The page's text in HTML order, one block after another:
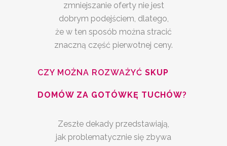
zmniejszanie oferty nie jest
dobrym podejściem, dlatego,
że w ten sposób można stracić
znaczną część pierwotnej ceny.
CZY MOŻNA ROZWAŻYĆ SKUP
DOMÓW ZA GOTÓWKĘ TUCHÓW?
Zeszłe dekady przedstawiają,
jak problematycznie się zbywa